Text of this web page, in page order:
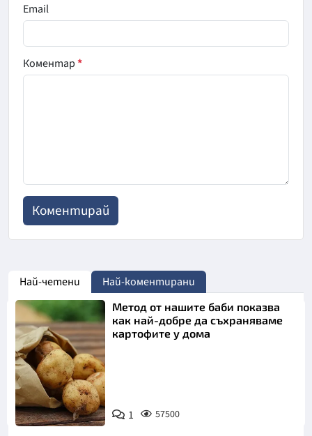
Email
Коментар*
Най-четени Най-коментирани
Снимка:
Пиксабей
Метод от нашите баби показва
как най-добре да съхраняваме
картофите у дома
1 57500